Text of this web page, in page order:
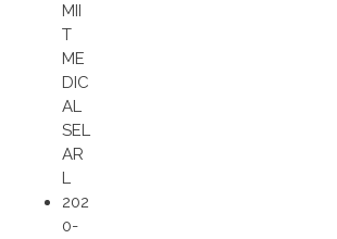
MII
T
ME
DIC
AL
SEL
AR
L
202
0-